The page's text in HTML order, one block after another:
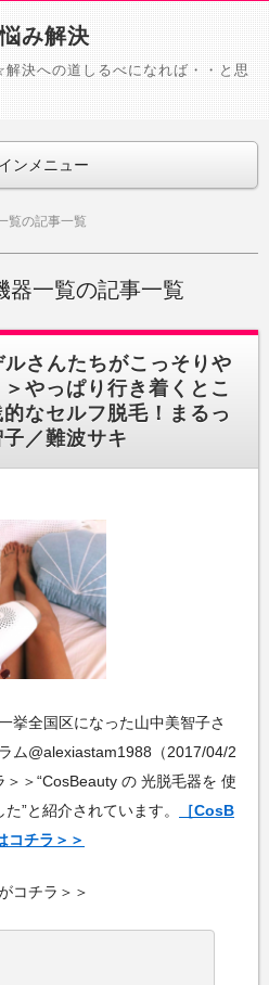
み解決
決への道しるべになれば・・と思
ンメニュー
覧の記事一覧
器一覧の記事一覧
さんたちがこっそりや
やっぱり行き着くとこ
なセルフ脱毛！まるっ
／難波サキ
挙全国区になった山中美智子さ
ム@alexiastam1988（2017/04/2
＞“CosBeauty の 光脱毛器を 使
”と紹介されています。
［CosB
コチラ＞＞
コチラ＞＞